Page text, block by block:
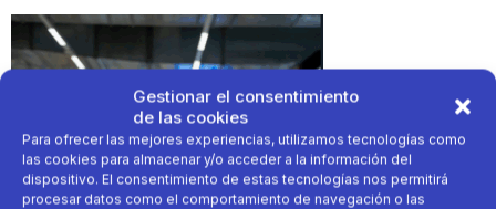
Gestionar el consentimiento
de las cookies
Para ofrecer las mejores experiencias, utilizamos tecnologías como
las cookies para almacenar y/o acceder a la información del
dispositivo. El consentimiento de estas tecnologías nos permitirá
procesar datos como el comportamiento de navegación o las